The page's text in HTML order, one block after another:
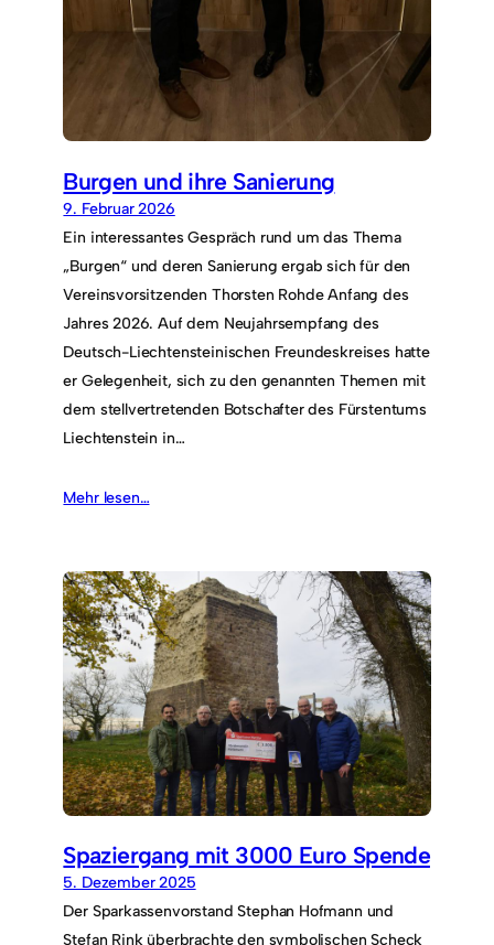
Burgen und ihre Sanierung
9. Februar 2026
Ein interessantes Gespräch rund um das Thema
„Burgen“ und deren Sanierung ergab sich für den
Vereinsvorsitzenden Thorsten Rohde Anfang des
Jahres 2026. Auf dem Neujahrsempfang des
Deutsch-Liechtensteinischen Freundeskreises hatte
er Gelegenheit, sich zu den genannten Themen mit
dem stellvertretenden Botschafter des Fürstentums
Liechtenstein in…
Mehr lesen…
Spaziergang mit 3000 Euro Spende
5. Dezember 2025
Der Sparkassenvorstand Stephan Hofmann und
Stefan Rink überbrachte den symbolischen Scheck